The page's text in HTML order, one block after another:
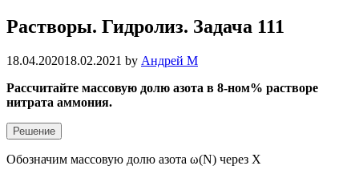
б
и
и
Растворы. Гидролиз. Задача 111
18.04.202018.02.2021 by Андрей М
Рассчитайте массовую долю азота в 8-ном% растворе
нитрата аммония.
Решение
Обозначим массовую долю азота ω(N) через Х